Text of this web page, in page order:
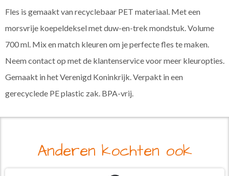
Fles is gemaakt van recyclebaar PET materiaal. Met een
morsvrije koepeldeksel met duw-en-trek mondstuk. Volume
700 ml. Mix en match kleuren om je perfecte fles te maken.
Neem contact op met de klantenservice voor meer kleuropties.
Gemaakt in het Verenigd Koninkrijk. Verpakt in een
gerecyclede PE plastic zak. BPA-vrij.
Anderen kochten ook